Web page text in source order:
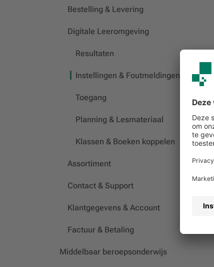
Bestelling & Levering
Digitale Leeromgeving
Resultaten
Instellingen & Foutmeldingen
Toegang
Planning & Lesmateriaal
Klassen & Boeken koppelen
Assortiment
Contact & Support
Klantgegevens & Account
Factuur & Betaling
Middelbaar beroepsonderwijs